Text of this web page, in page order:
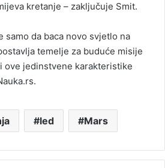
kretanje – zaključuje Smit.
samo da baca novo svjetlo na
temelje za buduće misije
ove jedinstvene karakteristike
led Mars